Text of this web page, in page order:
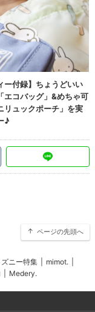
ページの先頭へ
ニー特集 mimot.
Medery.